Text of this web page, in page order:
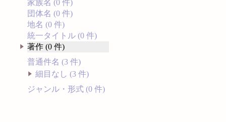
家族名 (0 件)
団体名 (0 件)
地名 (0 件)
統一タイトル (0 件)
著作 (0 件)
普通件名 (3 件)
細目なし (3 件)
ジャンル・形式 (0 件)